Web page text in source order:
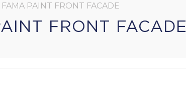
PAINT FRONT FACADE
FRONT FACADE